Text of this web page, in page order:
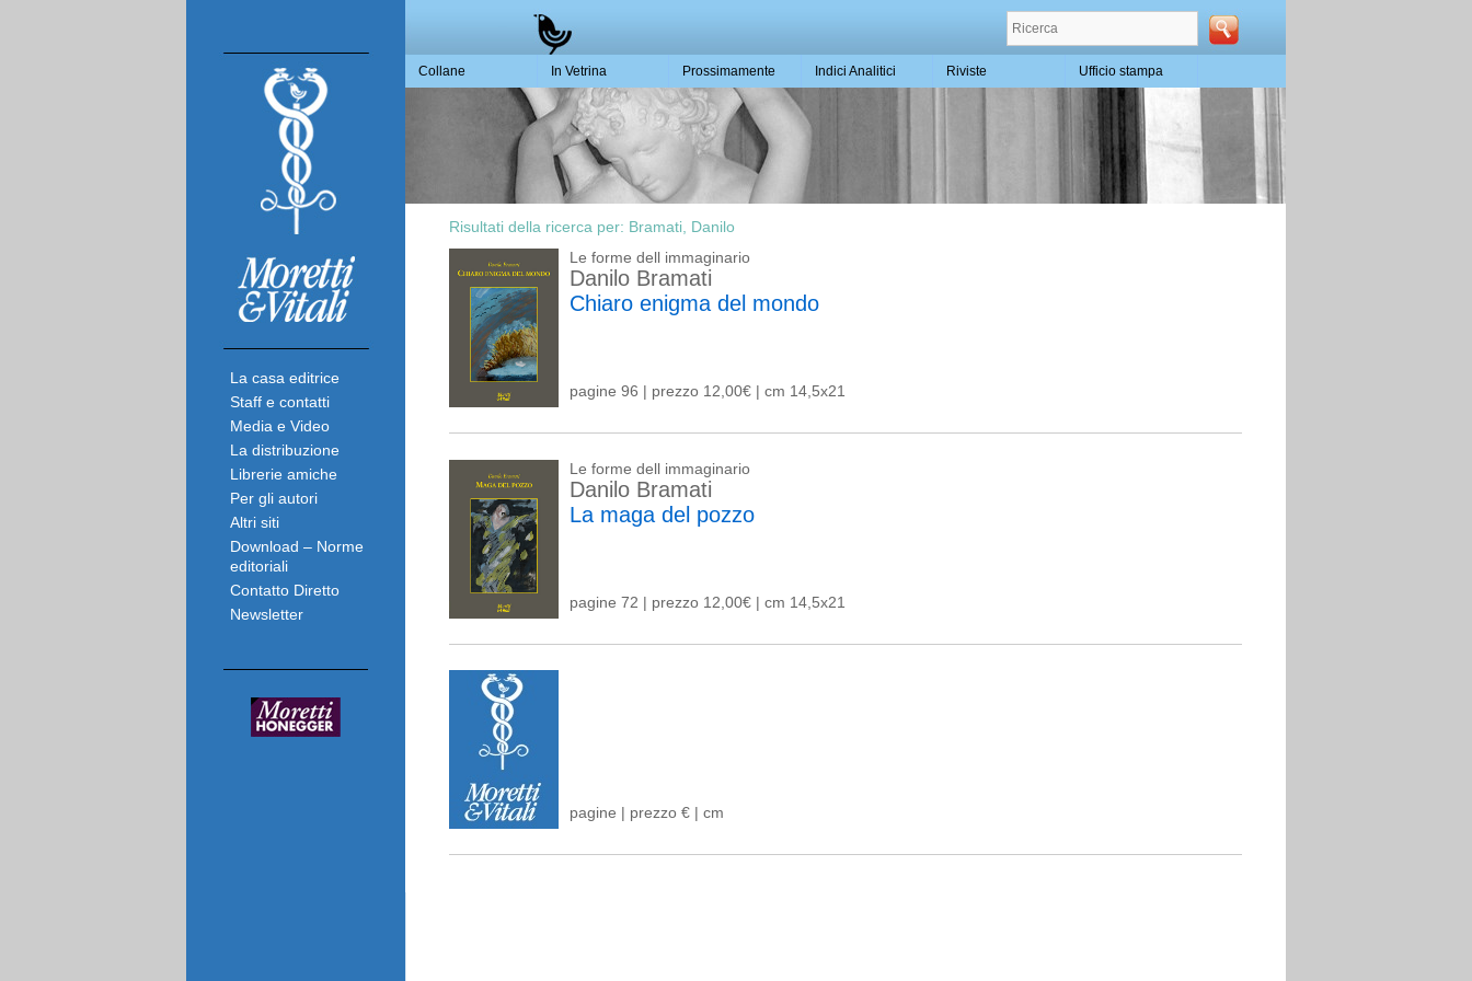
La casa editrice
Staff e contatti
Media e Video
La distribuzione
Librerie amiche
Per gli autori
Altri siti
Download – Norme
editoriali
Contatto Diretto
Newsletter
Collane In Vetrina Prossimamente Indici Analitici Riviste Ufficio stampa
Risultati della ricerca per: Bramati, Danilo
Le forme dell immaginario
Danilo Bramati
Chiaro enigma del mondo
pagine 96 | prezzo 12,00€ | cm 14,5x21
Le forme dell immaginario
Danilo Bramati
La maga del pozzo
pagine 72 | prezzo 12,00€ | cm 14,5x21
pagine | prezzo € | cm